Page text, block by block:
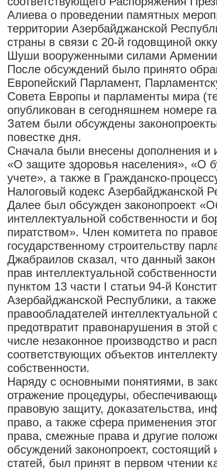
Алиева о проведении памятных
территории Азербайджанской
страны в связи с 20-й годовщиной
Шуши вооруженными силами
После обсуждений было принято
Европейский Парламент,
Совета Европы и парламенты мира
опубликован в сегодняшнем номере
Затем были обсуждены
повестке дня.
Сначала были внесены дополнения и
«О защите здоровья населения», «О
учете», а также в Гражданско-
Налоговый кодекс Азербайджанской
Далее был обсужден законопроект
интеллектуальной собственности и
пиратством». Член комитета по
государственному строительству
Джабраилов сказал, что данный
прав интеллектуальной
пунктом 13 части I статьи 94-й
Азербайджанской Республики, а
правообладателей интеллектуальной
предотвратит правонарушения в этой
числе незаконное производство и
соответствующих объектов
собственности.
Наряду с основными понятиями, в
отражение процедуры,
правовую защиту, доказательства,
право, а также сфера применения
права, смежные права и другие
обсуждений законопроект, состоящий
статей, был принят в первом чтении